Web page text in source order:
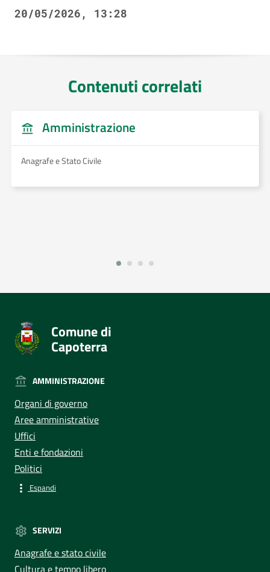
20/05/2026, 13:28
Contenuti correlati
Amministrazione
Anagrafe e Stato Civile
Comune di
Capoterra
AMMINISTRAZIONE
Organi di governo
Aree amministrative
Uffici
Enti e fondazioni
Politici
Espandi
SERVIZI
Anagrafe e stato civile
Cultura e tempo libero